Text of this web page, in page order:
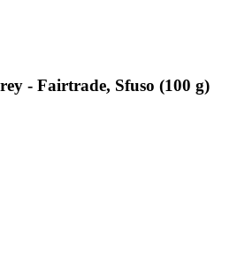
- Fairtrade, Sfuso (100 g)